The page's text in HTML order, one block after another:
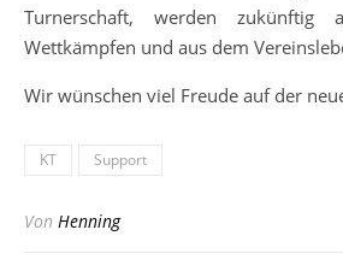
Turnerschaft, werden zukünftig
Wettkämpfen und aus dem
Wir wünschen viel Freude auf der
KT Support
Von Henning